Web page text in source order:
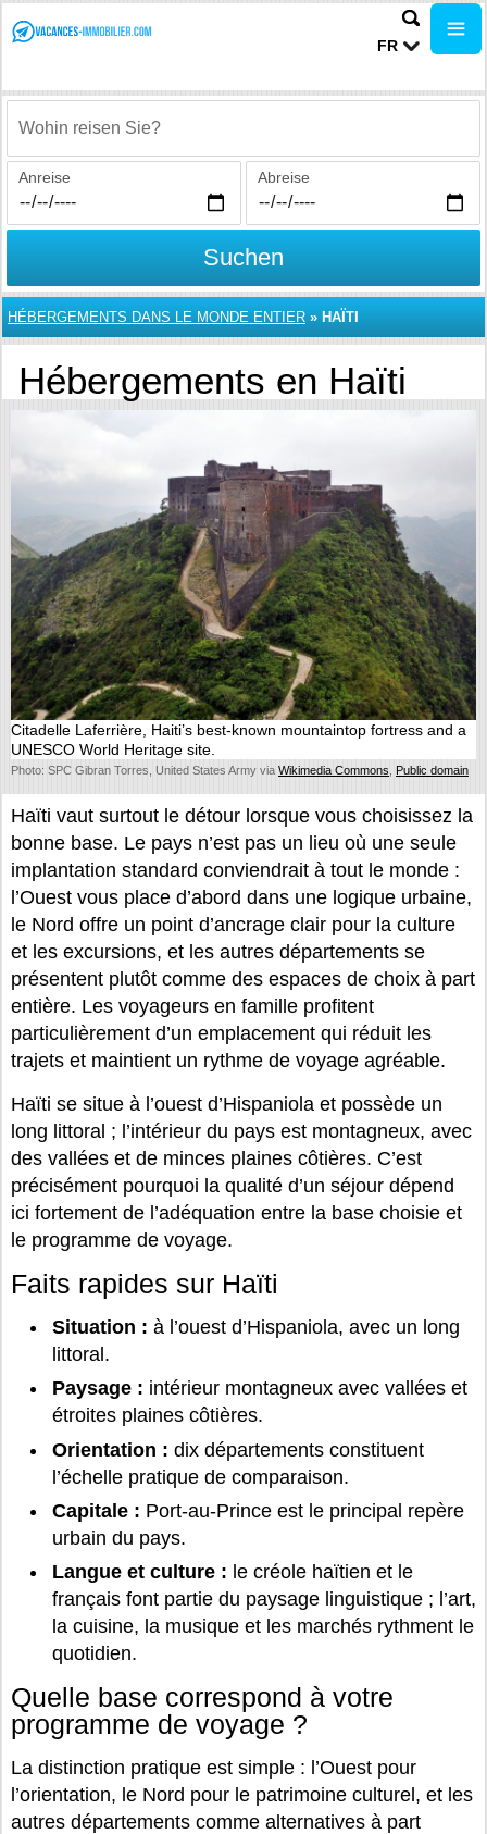
FR
Wohin reisen Sie?
Anreise Abreise
Suchen
HÉBERGEMENTS DANS LE MONDE ENTIER » HAÏTI
Hébergements en Haïti
Citadelle Laferrière, Haiti’s best-known mountaintop fortress and a
UNESCO World Heritage site.
Photo: SPC Gibran Torres, United States Army via Wikimedia Commons Public domain
Haïti vaut surtout le détour lorsque vous choisissez la
bonne base. Le pays n’est pas un lieu où une seule
implantation standard conviendrait à tout le monde :
l’Ouest vous place d’abord dans une logique urbaine,
le Nord offre un point d’ancrage clair pour la culture
et les excursions, et les autres départements se
présentent plutôt comme des espaces de choix à part
entière. Les voyageurs en famille profitent
particulièrement d’un emplacement qui réduit les
trajets et maintient un rythme de voyage agréable.
Haïti se situe à l’ouest d’Hispaniola et possède un
long littoral ; l’intérieur du pays est montagneux, avec
des vallées et de minces plaines côtières. C’est
précisément pourquoi la qualité d’un séjour dépend
ici fortement de l’adéquation entre la base choisie et
le programme de voyage.
Faits rapides sur Haïti
Situation : à l’ouest d’Hispaniola, avec un long
littoral.
Paysage : intérieur montagneux avec vallées et
étroites plaines côtières.
Orientation : dix départements constituent
l’échelle pratique de comparaison.
Capitale : Port-au-Prince est le principal repère
urbain du pays.
Langue et culture : le créole haïtien et le
français font partie du paysage linguistique ; l’art,
la cuisine, la musique et les marchés rythment le
quotidien.
Quelle base correspond à votre
programme de voyage ?
La distinction pratique est simple : l’Ouest pour
l’orientation, le Nord pour le patrimoine culturel, et les
autres départements comme alternatives à part